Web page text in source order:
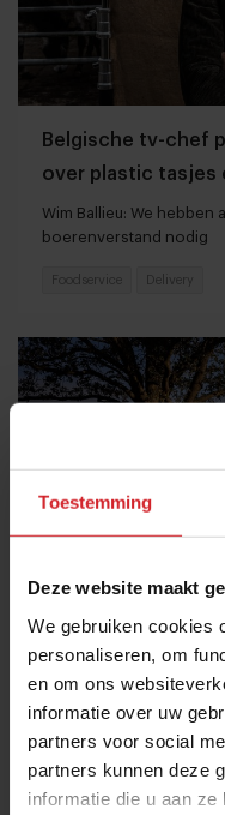
Toestemming
Deze website maakt
We gebruiken cookies
personaliseren, om
en om ons
informatie over uw
partners voor social
partners kunnen deze
informatie die u aan
Belgische tv-chef
over plastic tasjes
Wim Ballieu: We hebben
boerenverstand nodig
Foodservice Delivery
Bizz & Dis |
zakennieuws
Horecavastgoed in trek,